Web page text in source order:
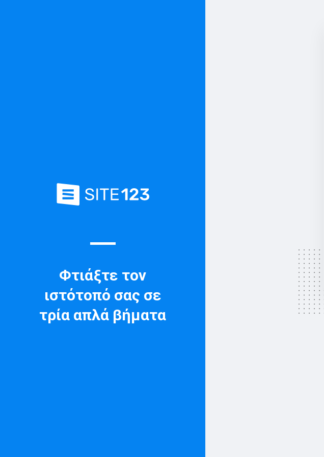
Φτιάξτε τον
ιστότοπό σας σε
τρία απλά βήματα